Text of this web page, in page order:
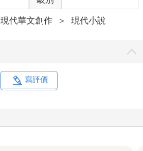
現代華文創作 ＞ 現代小說
寫評價